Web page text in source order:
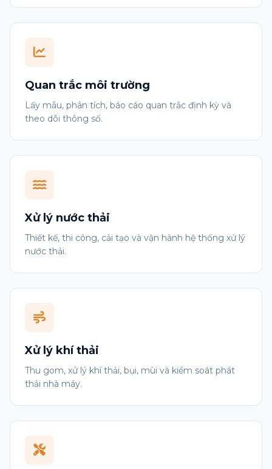
Quan trắc môi trường
Lấy mẫu, phân tích, báo cáo quan trắc định kỳ và
theo dõi thông số.
Xử lý nước thải
Thiết kế, thi công, cải tạo và vận hành hệ thống xử lý
nước thải.
Xử lý khí thải
Thu gom, xử lý khí thải, bụi, mùi và kiểm soát phát
thải nhà máy.